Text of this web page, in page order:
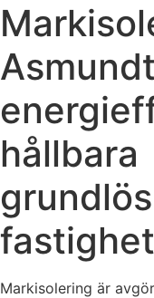
hållbara
Markisolering är